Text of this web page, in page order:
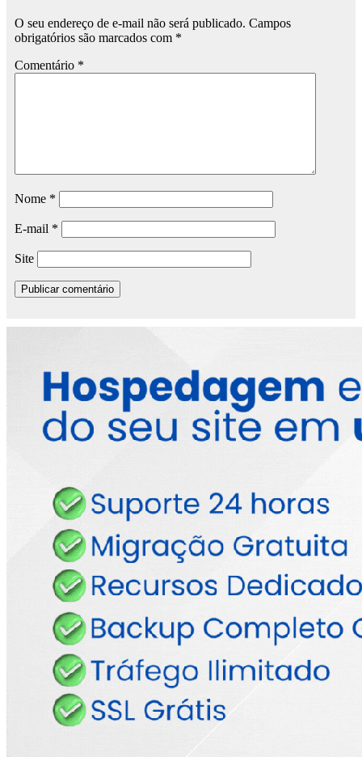
O seu endereço de e-mail não será publicado. Campos
obrigatórios são marcados com *
Comentário *
Nome *
E-mail *
Site